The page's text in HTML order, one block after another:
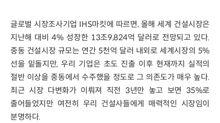
글로벌 시장조사기업 IHS마킷에 따르면, 올해 세계 건설시장은
지난해 대비 4% 성장한 13조9,824억 달러로 전망되고 있다.
중동 건설시장 규모는 연간 5천억 달러 내외로 세계시장의 5%
선을 밑돌지만, 우리 기업은 초도 진출 이후 현재까지 실적의
절반 이상을 중동에서 수주했을 정도로 그 의존도가 매우 높다.
최근 시장 다변화가 이뤄져 직전 3년만 놓고 보면 35%로
줄어들었지만 여전히 우리 건설사들에게 매력적인 시장임이
분명하다.